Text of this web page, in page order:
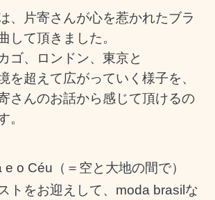
、片寄さんが心を惹かれたブラ
して頂きました。
ゴ、ロンドン、東京と
を超えて広がっていく様子を、
さんのお話から感じて頂けるの
。
e o Céu （＝空と大地の間で）
トをお迎えして、 moda brasilな